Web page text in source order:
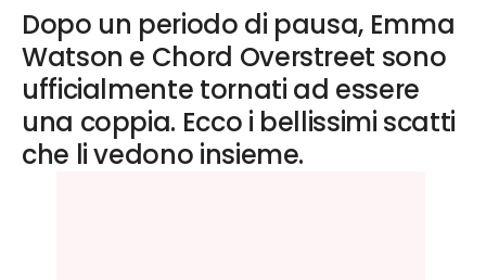
Dopo un periodo di pausa, Emma
Watson e Chord Overstreet sono
ufficialmente tornati ad essere
una coppia. Ecco i bellissimi scatti
che li vedono insieme.